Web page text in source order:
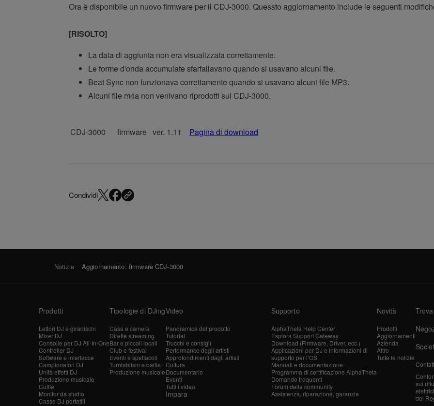
Ora è disponibile un nuovo firmware per il CDJ-3000. Quessto aggiornamento include le seguenti
[RISOLTO]
La data di aggiunta non era visualizzata correttamente.
Le forme d'onda accumulate sfarfallavano quando si usavano alcuni file.
Beat Sync non funzionava correttamente quando si usavano alcuni file MP3.
Alcuni file m4a non venivano riprodotti sul CDJ-3000.
CDJ-3000 firmware ver. 1.11 Pagina di download
Condividi
Notizie Aggiornamento: firmware CDJ-3000
Prodotti
Lettori DJ e giradischi
Mixer DJ
Consolle per DJ All-In-One
Controller DJ
Software e interfacce
Campionatori DJ
Unità effetti DJ
Produzione musicale
Cuffie
Monitor da studio
Casse DJ portatili
Tipologie di DJing
Casa e camera
Dirette streaming
Bar e piccoli locali
Club e festival
Eventi e spettacoli
Turntablism e battle
Produzione musicale
Video
Panoramica del prodotto
Tutorial
Trucchi e consigli
Performance degli artisti
Approfondimenti dagli artisti
Cultura
Documentario
Eventi
Tutti i video
Impara
Supporto
AlphaTheta Help Center
Esplora Support Gateway
Download (Firmware, Driver, ecc.)
Applicazioni per DJ e informazioni di
supporto per l’OS
Manuali e documentazione
Programma di certificazione AlphaTheta
Domande frequenti
Forum della community
Assistenza, riparazione, garanzia
Novità
Prodotti
Aggiornamenti
Azienda
Altro
Tutte le notizie
sui
del